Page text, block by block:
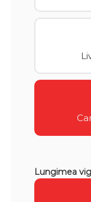
Lungimea